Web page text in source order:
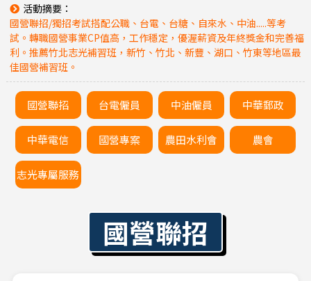
活動摘要：
國營聯招/獨招考試搭配公職、台電、台糖、自來水、中油.....等考
試。轉職國營事業CP值高，工作穩定，優渥薪資及年終獎金和完善福
利。推薦竹北志光補習班，新竹、竹北、新豐、湖口、竹東等地區最
佳國營補習班。
國營聯招 台電僱員 中油僱員 中華郵政
中華電信 國營專案 農田水利會 農會
志光專屬服務
國營聯招